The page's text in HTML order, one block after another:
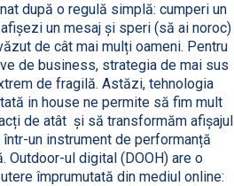
după o regulă simplă: cumperi un
un mesaj și speri (să ai noroc)
de cât mai mulți oameni. Pentru
de business, strategia de mai sus
de fragilă. Astăzi, tehnologia
in house ne permite să fim mult
de atât și să transformăm afișajul
într-un instrument de performanță
Outdoor-ul digital (DOOH) are o
împrumutată din mediul online: